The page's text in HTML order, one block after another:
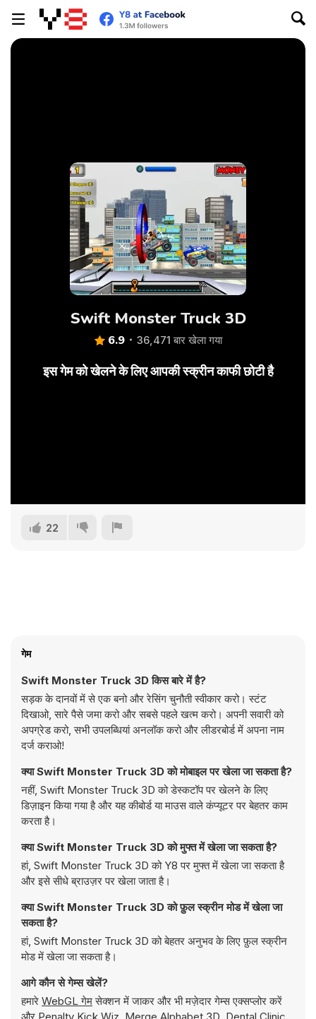
Swift Monster Truck 3D
6.9 36,471 बार खेला गया
इस गेम को खेलने के लिए आपकी स्क्रीन काफी छोटी है
22
गेम
Swift Monster Truck 3D किस बारे में है?
सड़क के दानवों में से एक बनो और रेसिंग चुनौती स्वीकार करो। स्टंट
दिखाओ, सारे पैसे जमा करो और सबसे पहले खत्म करो। अपनी सवारी को
अपग्रेड करो, सभी उपलब्धियां अनलॉक करो और लीडरबोर्ड में अपना नाम
दर्ज कराओ!
क्या Swift Monster Truck 3D को मोबाइल पर खेला जा सकता है?
नहीं, Swift Monster Truck 3D को डेस्कटॉप पर खेलने के लिए
डिज़ाइन किया गया है और यह कीबोर्ड या माउस वाले कंप्यूटर पर बेहतर काम
करता है।
क्या Swift Monster Truck 3D को मुफ्त में खेला जा सकता है?
हां, Swift Monster Truck 3D को Y8 पर मुफ्त में खेला जा सकता है
और इसे सीधे ब्राउज़र पर खेला जाता है।
क्या Swift Monster Truck 3D को फ़ुल स्क्रीन मोड में खेला जा
सकता है?
हां, Swift Monster Truck 3D को बेहतर अनुभव के लिए फ़ुल स्क्रीन
मोड में खेला जा सकता है।
आगे कौन से गेम्स खेलें?
हमारे WebGL गेमसेक्शन में जाकर और भी मज़ेदार गेम्स एक्सप्लोर करें